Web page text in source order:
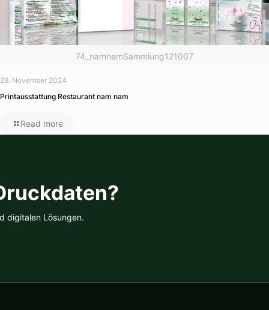
74_namnamSammlung121007
26. November 2024
Printausstattung Restaurant nam nam
Read more
digitalen Lösungen.